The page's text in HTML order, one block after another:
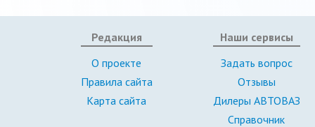
Редакция
О проекте
Правила сайта
Карта сайта
Наши сервисы
Задать вопрос
Отзывы
Дилеры АВТОВАЗ
Справочник